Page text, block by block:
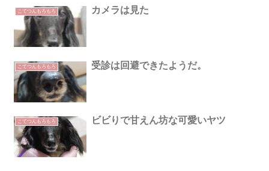
こてつんもろもろ カメラは見た
こてつんもろもろ 受診は回避できたようだ。
こてつんもろもろ ビビりで甘えん坊な可愛いヤツ